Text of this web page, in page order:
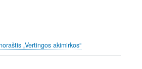
„Vertingos akimirkos“